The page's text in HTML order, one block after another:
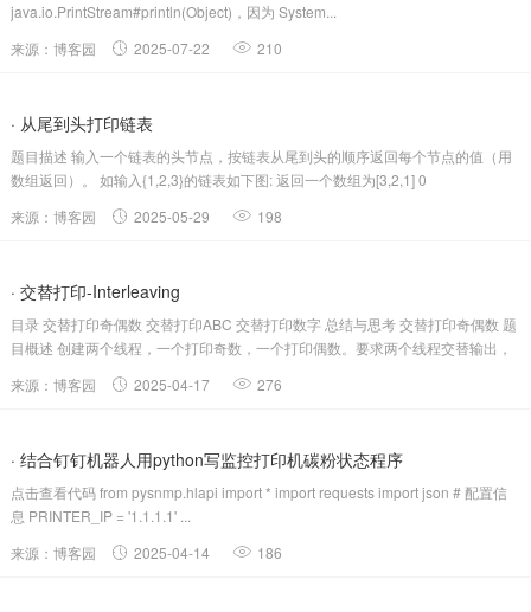
java.io.PrintStream#println(Object)，因为 System...
来源：博客园
2025-07-22 210
· 从尾到头打印链表
题目描述 输入一个链表的头节点，按链表从尾到头的顺序返回每个节点的值（用
数组返回）。 如输入{1,2,3}的链表如下图: 返回一个数组为[3,2,1] 0
来源：博客园
2025-05-29 198
· 交替打印-Interleaving
目录 交替打印奇偶数 交替打印ABC 交替打印数字 总结与思考 交替打印奇偶数 题
目概述 创建两个线程，一个打印奇数，一个打印偶数。要求两个线程交替输出，
来源：博客园 2025-04-17 276
· 结合钉钉机器人用python写监控打印机碳粉状态程序
点击查看代码 from pysnmp.hlapi import * import requests import json # 配置信
息 PRINTER_IP = '1.1.1.1' ...
来源：博客园
2025-04-14 186